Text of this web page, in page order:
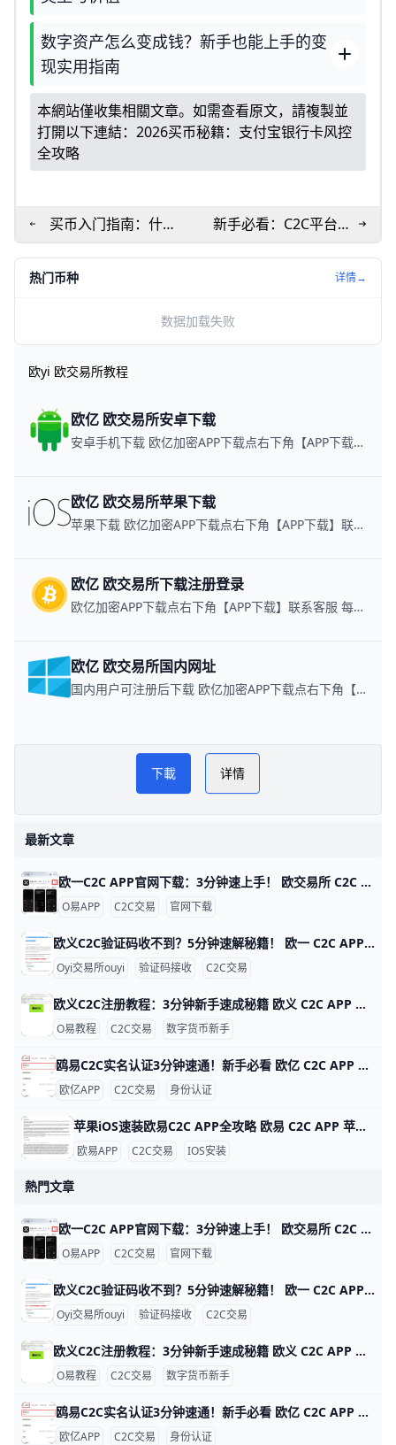
数字资产怎么变成钱？新手也能上手的变
现实用指南
本網站僅收集相關文章。如需查看原文，請複製並
打開以下連結： 2026买币秘籍：支付宝银行卡风控
全攻略
买币入门指南：什么
是买币及5种最常见购
新手必看：C2C平台买
USDT全流程图解
热门币种 详情→
数据加载失败
欧yi 欧交易所教程
欧亿 欧交易所安卓下载
安卓手机下载 欧亿加密APP下载点右下角【APP下载】联系客服 每日更新可用链接
欧亿 欧交易所苹果下载
苹果下载 欧亿加密APP下载点右下角【APP下载】联系客服 每日更新可用链接
欧亿 欧交易所下载注册登录
欧亿加密APP下载点右下角【APP下载】联系客服 每日更新可用链接
欧亿 欧交易所国内网址
国内用户可注册后下载 欧亿加密APP下载点右下角【APP下载】联系客服 每日更新可用链接
欧yi 欧交易所教程PLAY NOW
欧易APP
下載 详情
最新文章
欧一C2C APP官网下载：3分钟速上手！ 欧交易所 C2C APP 官网下载指南 鸥易（ouyi）是全球知名的数字货币交易平台，它的 C2C 功能让用户能轻松用人民币买比特币或以太坊。比如，你可以用银行卡直接从认证商家买币，交易只需几分钟，手续费通常在 0.1% 以下，比传统交易所更方便。ddzfj+1
O易APP C2C交易 官网下载
欧义C2C验证码收不到？5分钟速解秘籍！ 欧一 C2C APP 验证码接收问题详解 欧亿（欧yi）C2C APP 是数字货币交易的好帮手，但很多人登录或卖币时收不到验证码。根据用户反馈，约 70% 的问题来自网络信号差，比如高峰期短信延迟 5-10 分钟。别急，这里一步步教你解决，5 分钟就能搞定。
Oyi交易所ouyi 验证码接收 C2C交易
欧义C2C注册教程：3分钟新手速成秘籍 欧义 C2C APP 注册账号超详细教程 大家好！今天我们来聊聊如何在欧义（歐yi）C2C APP上注册账号。Oyi交易所是全球知名的加密货币交易平台，C2C功能让新手能轻松用人民币买USDT等币种。这个教程从零开始，步骤超简单，跟着做3-5分钟就能搞定。udn+2
O易教程 C2C交易 数字货币新手
鸥易C2C实名认证3分钟速通！新手必看 欧亿 C2C APP 实名认证全攻略 欧交易所APP的C2C实名认证超级简单，只需几分钟就能完成，就能安全买币卖币。比如，新用户小李下载APP后，按步骤认证，马上解锁每天最高25万元的交易限额，避免黑客盗用账户。udn+1
欧亿APP C2C交易 身份认证
苹果iOS速装欧易C2C APP全攻略 欧易 C2C APP 苹果 iOS 安装指南 欧易（OKX）C2C APP 是数字货币点对点交易的首选工具，全球用户超5000万。它支持人民币、美元等多种法币快速买卖比特币、以太坊等，支持台湾用户本地支付如街口支付，交易费仅0.1%。iOS用户无法直接从中国App Store下载，但用海外Apple ID只需10分钟搞定。
欧易APP C2C交易 IOS安装
熱門文章
欧一C2C APP官网下载：3分钟速上手！ 欧交易所 C2C APP 官网下载指南 鸥易（ouyi）是全球知名的数字货币交易平台，它的 C2C 功能让用户能轻松用人民币买比特币或以太坊。比如，你可以用银行卡直接从认证商家买币，交易只需几分钟，手续费通常在 0.1% 以下，比传统交易所更方便。ddzfj+1
O易APP C2C交易 官网下载
欧义C2C验证码收不到？5分钟速解秘籍！ 欧一 C2C APP 验证码接收问题详解 欧亿（欧yi）C2C APP 是数字货币交易的好帮手，但很多人登录或卖币时收不到验证码。根据用户反馈，约 70% 的问题来自网络信号差，比如高峰期短信延迟 5-10 分钟。别急，这里一步步教你解决，5 分钟就能搞定。
Oyi交易所ouyi 验证码接收 C2C交易
欧义C2C注册教程：3分钟新手速成秘籍 欧义 C2C APP 注册账号超详细教程 大家好！今天我们来聊聊如何在欧义（歐yi）C2C APP上注册账号。Oyi交易所是全球知名的加密货币交易平台，C2C功能让新手能轻松用人民币买USDT等币种。这个教程从零开始，步骤超简单，跟着做3-5分钟就能搞定。udn+2
O易教程 C2C交易 数字货币新手
鸥易C2C实名认证3分钟速通！新手必看 欧亿 C2C APP 实名认证全攻略 欧交易所APP的C2C实名认证超级简单，只需几分钟就能完成，就能安全买币卖币。比如，新用户小李下载APP后，按步骤认证，马上解锁每天最高25万元的交易限额，避免黑客盗用账户。udn+1
欧亿APP C2C交易 身份认证